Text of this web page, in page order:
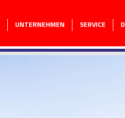
UNTERNEHMEN SERVICE